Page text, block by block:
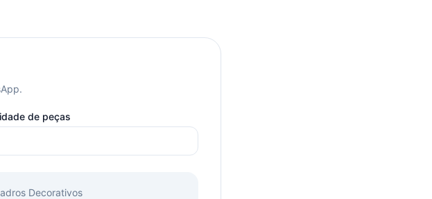
de peças
Decorativos